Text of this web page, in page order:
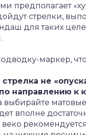
предполагает
стрелки,
для таких
маркер,
не
направлению к
выбирайте
вполне